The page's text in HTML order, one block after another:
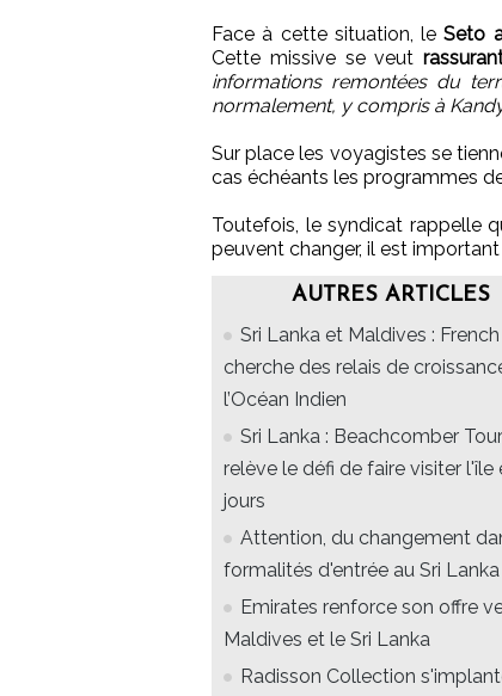
Face à cette situation, leSeto
Cette missive se veut
informations remontées du
normalement, y compris à
Sur place les voyagistes se
cas échéants les programmes
Toutefois, le syndicat rappelle
peuvent changer, il est
AUTRES ARTICLES
Sri Lanka et Maldives :
cherche des relais de
l’Océan Indien
Sri Lanka : Beachcomber
relève le défi de faire visiter l'île
jours
Attention, du changement
formalités d'entrée au Sri Lanka
Emirates renforce son offre
Maldives et le Sri Lanka
Radisson Collection